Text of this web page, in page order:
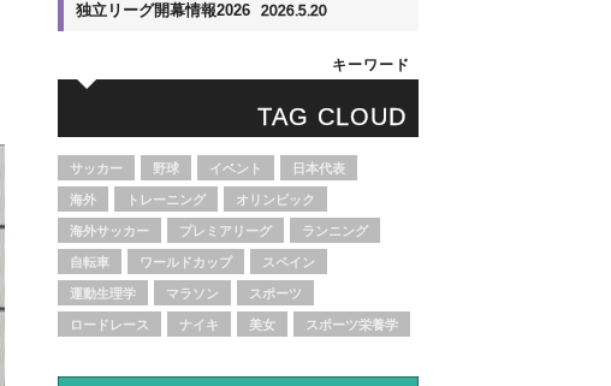
独立リーグ開幕情報2026 2026.5.20
TAG CLOUD
キーワード
サッカー 野球 イベント 日本代表
海外 トレーニング オリンピック
海外サッカー プレミアリーグ ランニング
自転車 ワールドカップ スペイン
運動生理学 マラソン スポーツ
ロードレース ナイキ 美女 スポーツ栄養学